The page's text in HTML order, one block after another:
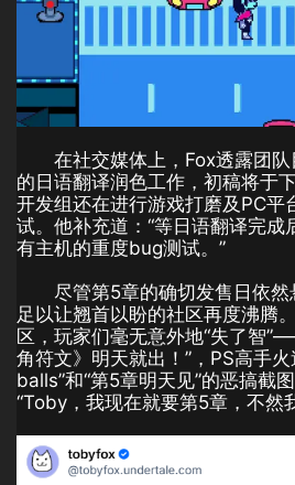
在社交媒体上，Fox透露团
的日语翻译润色工作，初稿将于
开发组还在进行游戏打磨及PC平
试。他补充道：“等日语翻译完成
有主机的重度bug测试。”
尽管第5章的确切发售日依
足以让翘首以盼的社区再度沸腾
区，玩家们毫无意外地“失了智
角符文》明天就出！”，PS高手
balls”和“第5章明天见”的恶搞截
“Toby，我现在就要第5章，不然